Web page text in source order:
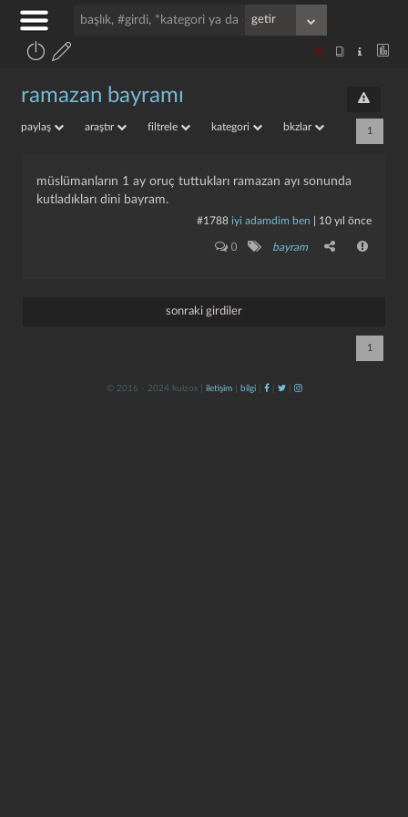
ramazan bayramı
paylaş araştır filtrele kategori bkzlar 1
müslümanların 1 ay oruç tuttukları ramazan ayı sonunda
kutladıkları dini bayram.
#1788 i̇yi adamdim ben 10 yıl önce
0 bayram
sonraki girdiler
1
© 2016 - 2024 kulzos | iletişim| bilgi| | |